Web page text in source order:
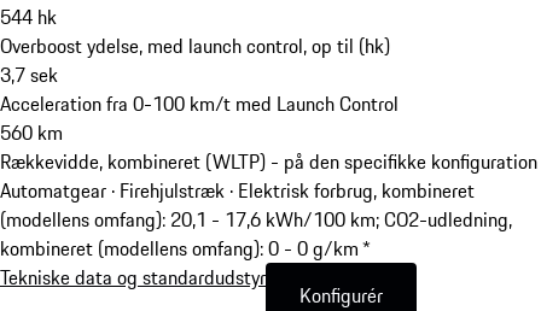
544 hk
Overboost ydelse, med launch control, op til (hk)
3,7sek
Acceleration fra 0-100 km/t med Launch Control
560 km
Rækkevidde, kombineret (WLTP) - på den specifikke konfiguration
Automatgear · Firehjulstræk · Elektrisk forbrug, kombineret
(modellens omfang): 20,1 - 17,6 kWh/100 km; CO2-udledning,
kombineret (modellens omfang): 0 - 0 g/km *
Tekniske data og standardudstyr
Konfigurér